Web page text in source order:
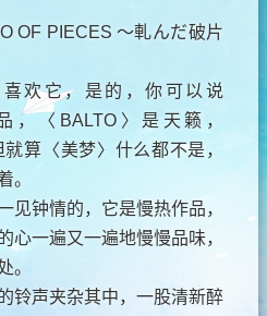
OF PIECES ～軋んだ破片
欢它，是的，你可以说
，〈BALTO〉是天籁，
算〈美梦〉什么都不是，
。
见钟情的，它是慢热作品，
心一遍又一遍地慢慢品味，
。
铃声夹杂其中，一股清新醉